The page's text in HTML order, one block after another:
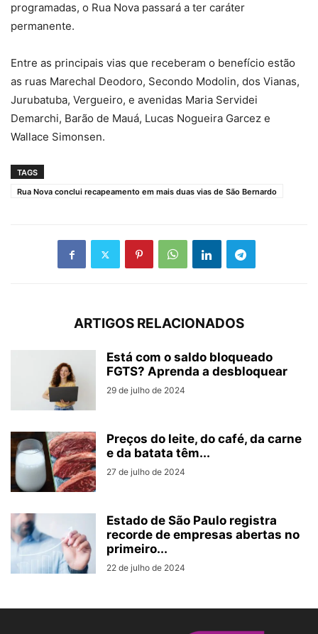
programadas, o Rua Nova passará a ter caráter
permanente.
Entre as principais vias que receberam o benefício estão
as ruas Marechal Deodoro, Secondo Modolin, dos Vianas,
Jurubatuba, Vergueiro, e avenidas Maria Servidei
Demarchi, Barão de Mauá, Lucas Nogueira Garcez e
Wallace Simonsen.
TAGS
Rua Nova conclui recapeamento em mais duas vias de São Bernardo
ARTIGOS RELACIONADOS
Está com o saldo bloqueado
FGTS? Aprenda a desbloquear
29 de julho de 2024
Preços do leite, do café, da carne
e da batata têm...
27 de julho de 2024
Estado de São Paulo registra
recorde de empresas abertas no
primeiro...
22 de julho de 2024